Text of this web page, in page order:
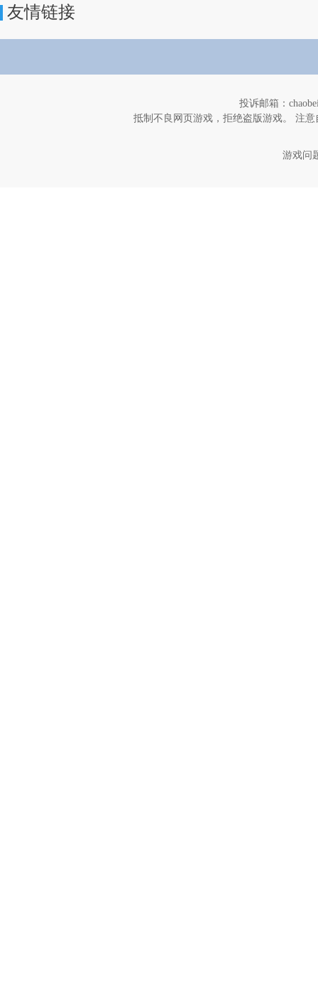
友情链接
投诉邮箱：
抵制不良网页游戏，拒绝盗版游戏。 注
游戏问